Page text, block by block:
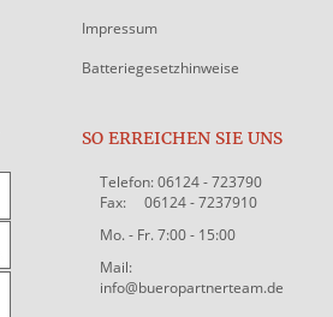
Impressum
Batteriegesetzhinweise
SO ERREICHEN SIE UNS
Telefon: 06124 - 723790
Fax: 06124 - 7237910
Mo. - Fr. 7:00 - 15:00
Mail:
info@bueropartnerteam.de